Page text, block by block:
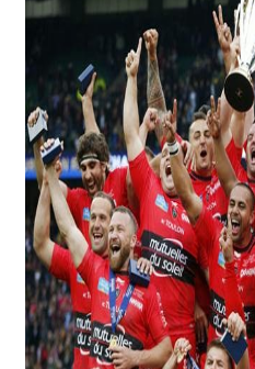
Máxima celebración en
Mundial de esgrima 2026
Raquel Rodriguez es la
Athletes Unlimited Softball
Mundial de piragüismo
Tour de Francia
Mundial de Fórmula 1